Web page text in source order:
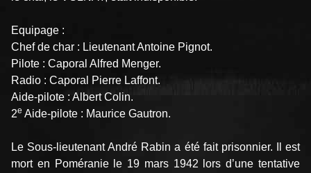
Equipage :
Chef de char : Lieutenant Antoine Pignot.
Pilote : Caporal Alfred Menger.
Radio : Caporal Pierre Laffont.
Aide-pilote : Albert Colin.
2e Aide-pilote : Maurice Gautron.
Le Sous-lieutenant André Rabin a été fait prisonnier. Il est
mort en Poméranie le 19 mars 1942 lors d’une tentative